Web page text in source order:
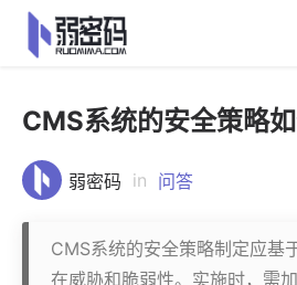
CMS系统的安全策略
弱密码 in 问答
CMS系统的安全策略制定应基
在威胁和脆弱性。实施时，需